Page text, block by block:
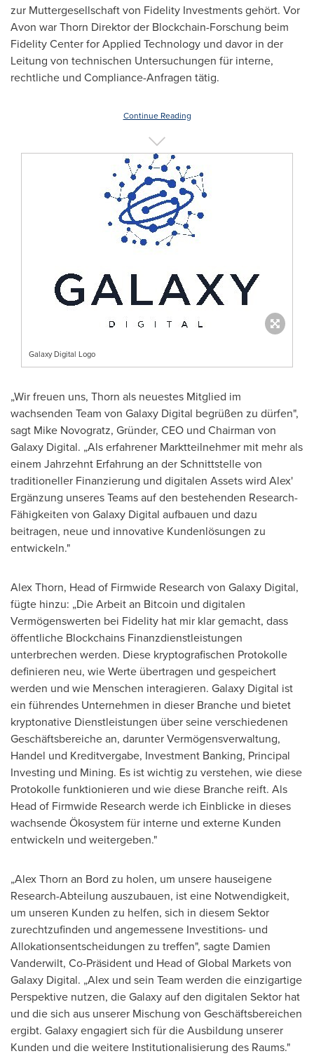
zur Muttergesellschaft von Fidelity Investments gehört. Vor
Avon war Thorn Direktor der Blockchain-Forschung beim
Fidelity Center for Applied Technology und davor in der
Leitung von technischen Untersuchungen für interne,
rechtliche und Compliance-Anfragen tätig.
Continue Reading
Galaxy Digital Logo
„Wir freuen uns, Thorn als neuestes Mitglied im
wachsenden Team von Galaxy Digital begrüßen zu dürfen",
sagt Mike Novogratz, Gründer, CEO und Chairman von
Galaxy Digital. „Als erfahrener Marktteilnehmer mit mehr als
einem Jahrzehnt Erfahrung an der Schnittstelle von
traditioneller Finanzierung und digitalen Assets wird Alex'
Ergänzung unseres Teams auf den bestehenden Research-
Fähigkeiten von Galaxy Digital aufbauen und dazu
beitragen, neue und innovative Kundenlösungen zu
entwickeln."
Alex Thorn, Head of Firmwide Research von Galaxy Digital,
fügte hinzu: „Die Arbeit an Bitcoin und digitalen
Vermögenswerten bei Fidelity hat mir klar gemacht, dass
öffentliche Blockchains Finanzdienstleistungen
unterbrechen werden. Diese kryptografischen Protokolle
definieren neu, wie Werte übertragen und gespeichert
werden und wie Menschen interagieren. Galaxy Digital ist
ein führendes Unternehmen in dieser Branche und bietet
kryptonative Dienstleistungen über seine verschiedenen
Geschäftsbereiche an, darunter Vermögensverwaltung,
Handel und Kreditvergabe, Investment Banking, Principal
Investing und Mining. Es ist wichtig zu verstehen, wie diese
Protokolle funktionieren und wie diese Branche reift. Als
Head of Firmwide Research werde ich Einblicke in dieses
wachsende Ökosystem für interne und externe Kunden
entwickeln und weitergeben."
„Alex Thorn an Bord zu holen, um unsere hauseigene
Research-Abteilung auszubauen, ist eine Notwendigkeit,
um unseren Kunden zu helfen, sich in diesem Sektor
zurechtzufinden und angemessene Investitions- und
Allokationsentscheidungen zu treffen", sagte Damien
Vanderwilt, Co-Präsident und Head of Global Markets von
Galaxy Digital. „Alex und sein Team werden die einzigartige
Perspektive nutzen, die Galaxy auf den digitalen Sektor hat
und die sich aus unserer Mischung von Geschäftsbereichen
ergibt. Galaxy engagiert sich für die Ausbildung unserer
Kunden und die weitere Institutionalisierung des Raums."